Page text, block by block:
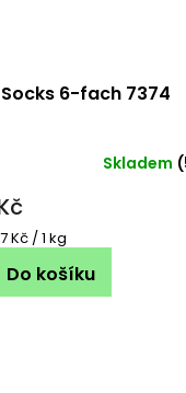
6-fach 7374
Skladem
Kč / 1 kg
Do košíku